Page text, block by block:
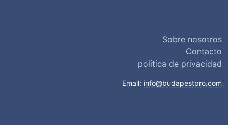
Sobre nosotros
Contacto
política de privacidad
Email: info@budapestpro.com